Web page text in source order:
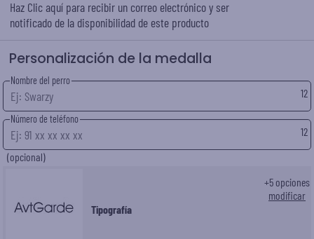
Haz Clic aquí para recibir un correo electrónico y ser
notificado de la disponibilidad de este producto
Personalización de la medalla
Nombre del perro
12
Número de teléfono
12
(opcional)
Tipografía
+5 opciones
modificar